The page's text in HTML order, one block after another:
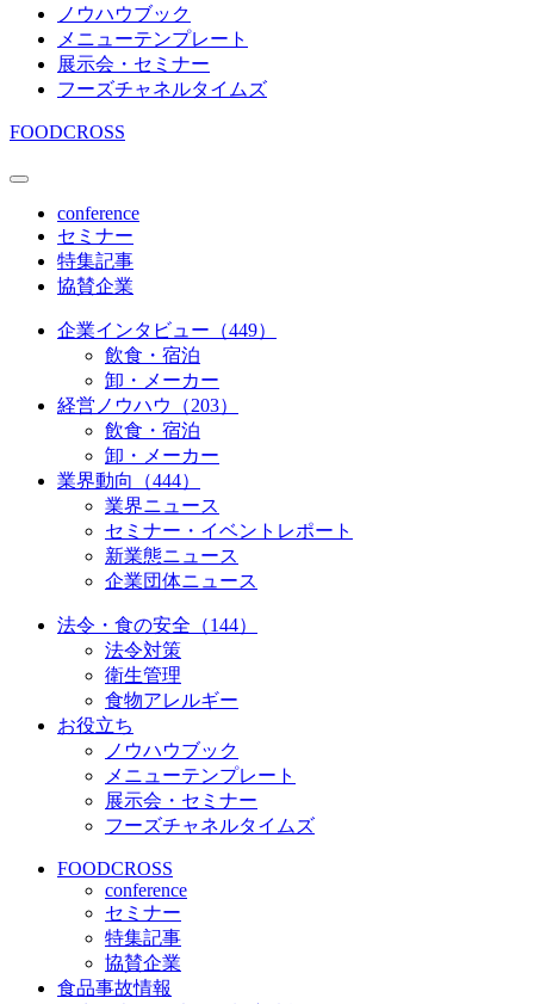
ノウハウブック
メニューテンプレート
展示会・セミナー
フーズチャネルタイムズ
FOODCROSS
conference
セミナー
特集記事
協賛企業
企業インタビュー（449）
飲食・宿泊
卸・メーカー
経営ノウハウ（203）
飲食・宿泊
卸・メーカー
業界動向（444）
業界ニュース
セミナー・イベントレポート
新業態ニュース
企業団体ニュース
法令・食の安全（144）
法令対策
衛生管理
食物アレルギー
お役立ち
ノウハウブック
メニューテンプレート
展示会・セミナー
フーズチャネルタイムズ
FOODCROSS
conference
セミナー
特集記事
協賛企業
食品事故情報